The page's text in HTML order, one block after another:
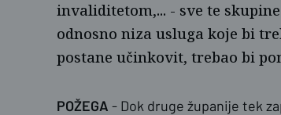
invaliditetom,... - sve te
odnosno niza usluga koje bi
postane učinkovit, trebao bi
POŽEGA - Dok druge županije tek